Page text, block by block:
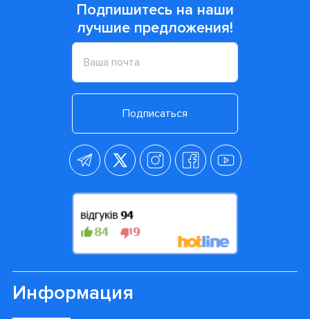
Подпишитесь на наши
лучшие предложения!
Подписаться
Информация